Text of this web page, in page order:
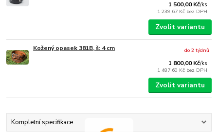
1 500,00 Kč/ks
1 239,67 Kč bez DPH
Zvolit variantu
Kožený opasek 381B, š: 4 cm
1 800,00 Kč/ks
1 487,60 Kč bez DPH
do 2 týdnů
Zvolit variantu
Kompletní specifikace